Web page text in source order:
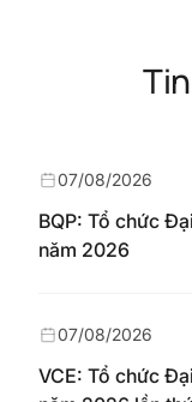
BQP: Tổ chức
năm 2026
07/08/2026
VCE: Tổ chức
07/08/2026